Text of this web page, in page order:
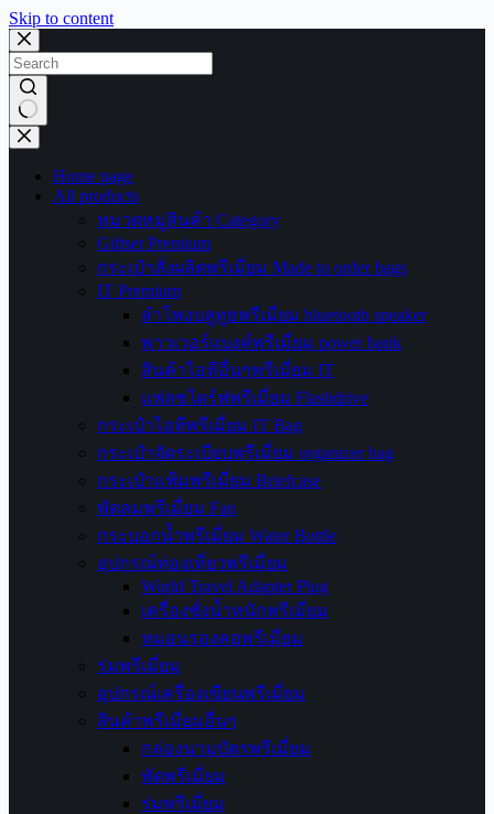
Skip to content
No
results
Home page
All products
หมวดหมู่สินค้า Category
Giftset Premium
กระเป๋าสั่งผลิตพรีเมี่ยม Made to order bags
IT Premium
ลำโพงบลูทูธพรีเมี่ยม bluetooth speaker
พาวเวอร์แบงค์พรีเมี่ยม power bank
สินค้าไอทีอื่นๆพรีเมี่ยม IT
แฟลชไดร์ฟพรีเมี่ยม Flashdrive
กระเป๋าไอทีพรีเมี่ยม IT Bag
กระเป๋าจัดระเบียบพรีเมี่ยม organizer bag
กระเป๋าแฟ้มพรีเมี่ยม Briefcase
พัดลมพรีเมี่ยม Fan
กระบอกน้ำพรีเมี่ยม Water Bottle
อุปกรณ์ท่องเที่ยวพรีเมี่ยม
World Travel Adapter Plug
เครื่องชั่งน้ำหนักพรีเมี่ยม
หมอนรองคอพรีเมี่ยม
ร่มพรีเมี่ยม
อุปกรณ์เครื่องเขียนพรีเมี่ยม
สินค้าพรีเมี่ยมอื่นๆ
กล่องนามบัตรพรีเมี่ยม
พัดพรีเมี่ยม
ร่มพรีเมี่ยม